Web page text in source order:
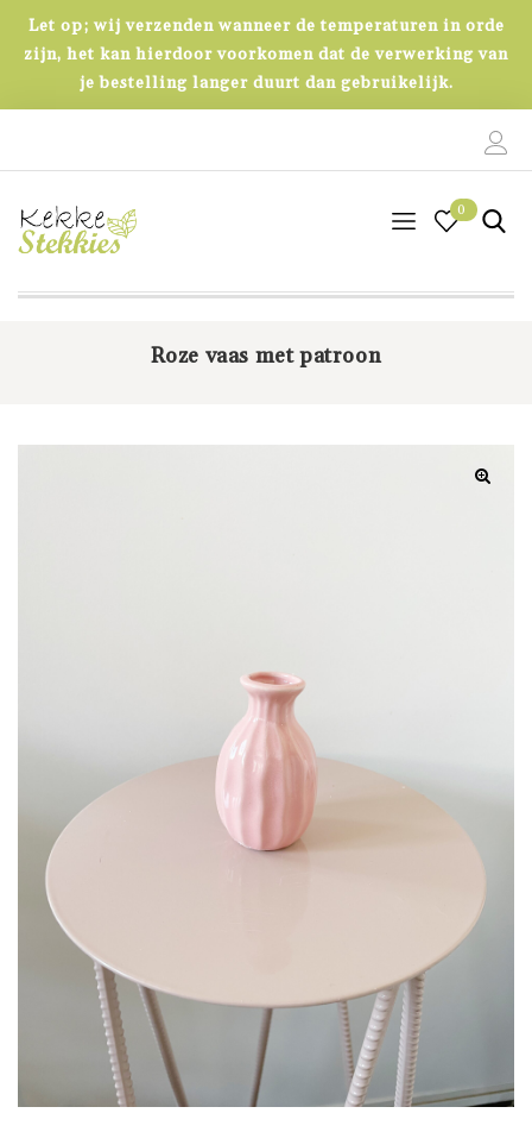
Let op; wij verzenden wanneer de temperaturen in orde
zijn, het kan hierdoor voorkomen dat de verwerking van
je bestelling langer duurt dan gebruikelijk.
0
0
Roze vaas met patroon